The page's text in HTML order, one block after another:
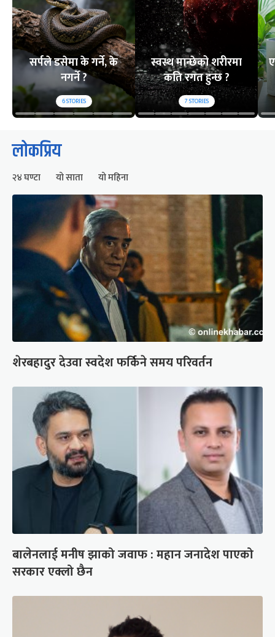
सर्पले डसेमा के गर्ने, के
नगर्ने ?
6STORIES
स्वस्थ मान्छेको शरीरमा
कति रगत हुन्छ ?
7STORIES
लोकप्रिय
२४ घण्टा यो साता यो महिना
शेरबहादुर देउवा स्वदेश फर्किने समय परिवर्तन
बालेनलाई मनीष झाको जवाफ : महान जनादेश पाएको
सरकार एक्लो छैन